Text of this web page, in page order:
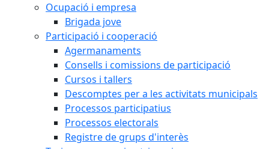
Ocupació i empresa
Brigada jove
Participació i cooperació
Agermanaments
Consells i comissions de participació
Cursos i tallers
Descomptes per a les activitats municipals
Processos participatius
Processos electorals
Registre de grups d'interès